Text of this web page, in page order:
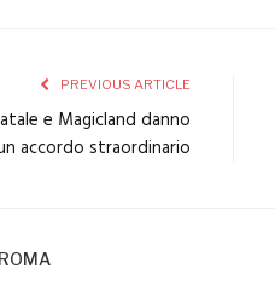
PREVIOUS ARTICLE
e Magicland danno
accordo straordinario